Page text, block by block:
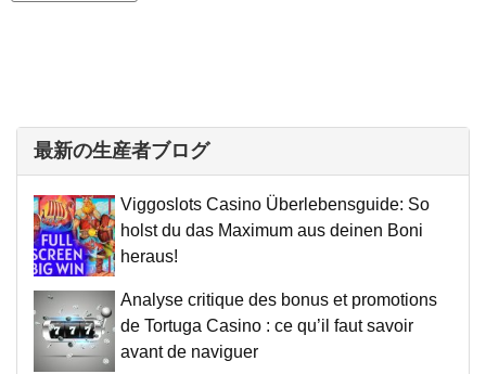
最新の生産者ブログ
Viggoslots Casino Überlebensguide: So
holst du das Maximum aus deinen Boni
heraus!
Analyse critique des bonus et promotions
de Tortuga Casino : ce qu’il faut savoir
avant de naviguer